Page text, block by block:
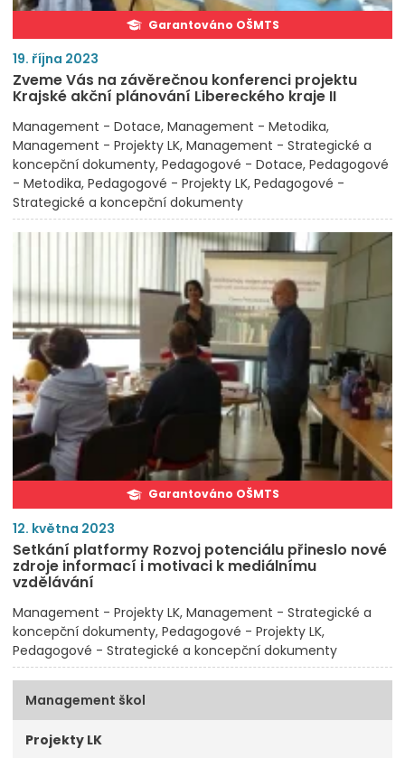
Garantováno OŠMTS
19. října 2023
Zveme Vás na závěrečnou konferenci projektu
Krajské akční plánování Libereckého kraje II
Management - Dotace Management - Metodika
Management - Projekty LK Management - Strategické a
koncepční dokumenty Pedagogové - Dotace Pedagogové
- Metodika Pedagogové - Projekty LK Pedagogové -
Strategické a koncepční dokumenty
Garantováno OŠMTS
12. května 2023
Setkání platformy Rozvoj potenciálu přineslo nové
zdroje informací i motivaci k mediálnímu
vzdělávání
Management - Projekty LK Management - Strategické a
koncepční dokumenty Pedagogové - Projekty LK
Pedagogové - Strategické a koncepční dokumenty
Management škol
Projekty LK